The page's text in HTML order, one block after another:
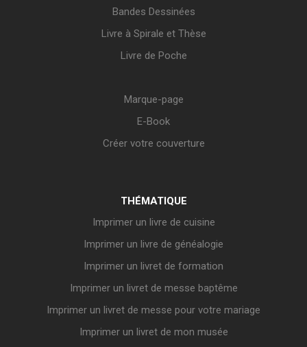
Bandes Dessinées
Livre à Spirale et Thèse
Livre de Poche
Marque-page
E-Book
Créer votre couverture
THÉMATIQUE
Imprimer un livre de cuisine
Imprimer un livre de généalogie
Imprimer un livret de formation
Imprimer un livret de messe baptême
Imprimer un livret de messe pour votre mariage
Imprimer un livret de mon musée